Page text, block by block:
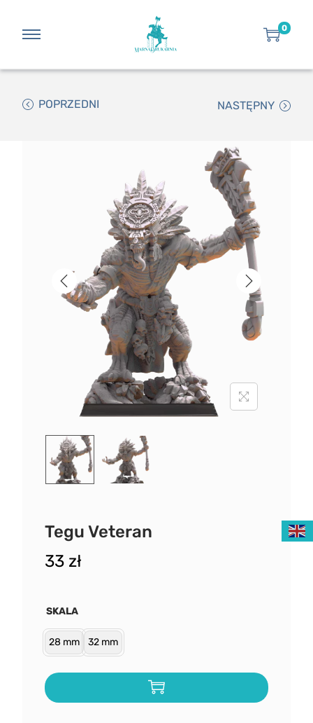
0
POPRZEDNI NASTĘPNY
Tegu Veteran
33 zł
SKALA
28 mm 32 mm